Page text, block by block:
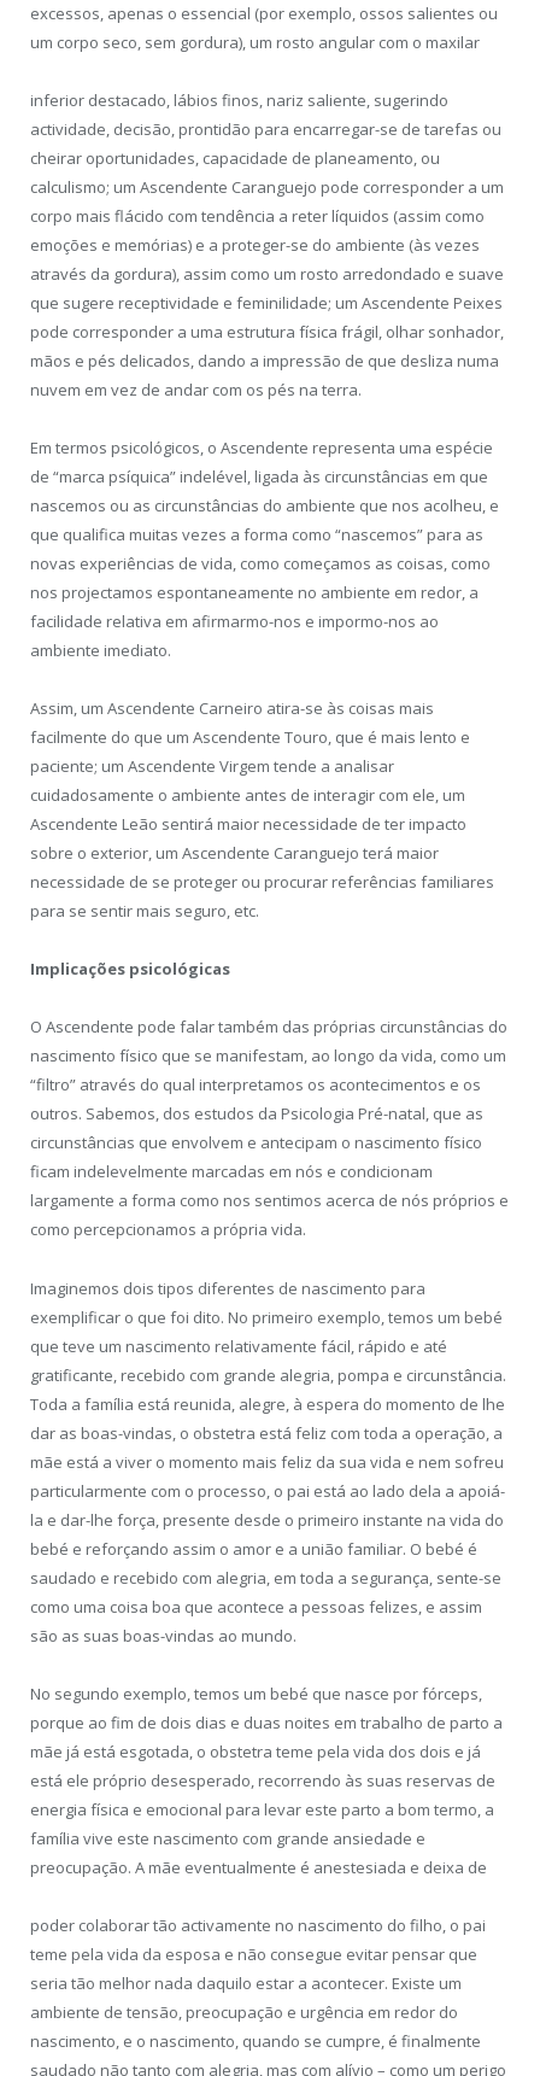
excessos, apenas o essencial (por exemplo, ossos salientes ou
um corpo seco, sem gordura), um rosto angular com o maxilar
inferior destacado, lábios finos, nariz saliente, sugerindo
actividade, decisão, prontidão para encarregar-se de tarefas ou
cheirar oportunidades, capacidade de planeamento, ou
calculismo; um Ascendente Caranguejo pode corresponder a um
corpo mais flácido com tendência a reter líquidos (assim como
emoções e memórias) e a proteger-se do ambiente (às vezes
através da gordura), assim como um rosto arredondado e suave
que sugere receptividade e feminilidade; um Ascendente Peixes
pode corresponder a uma estrutura física frágil, olhar sonhador,
mãos e pés delicados, dando a impressão de que desliza numa
nuvem em vez de andar com os pés na terra.
Em termos psicológicos, o Ascendente representa uma espécie
de “marca psíquica” indelével, ligada às circunstâncias em que
nascemos ou as circunstâncias do ambiente que nos acolheu, e
que qualifica muitas vezes a forma como “nascemos” para as
novas experiências de vida, como começamos as coisas, como
nos projectamos espontaneamente no ambiente em redor, a
facilidade relativa em afirmarmo-nos e impormo-nos ao
ambiente imediato.
Assim, um Ascendente Carneiro atira-se às coisas mais
facilmente do que um Ascendente Touro, que é mais lento e
paciente; um Ascendente Virgem tende a analisar
cuidadosamente o ambiente antes de interagir com ele, um
Ascendente Leão sentirá maior necessidade de ter impacto
sobre o exterior, um Ascendente Caranguejo terá maior
necessidade de se proteger ou procurar referências familiares
para se sentir mais seguro, etc.
Implicações psicológicas
O Ascendente pode falar também das próprias circunstâncias do
nascimento físico que se manifestam, ao longo da vida, como um
“filtro” através do qual interpretamos os acontecimentos e os
outros. Sabemos, dos estudos da Psicologia Pré-natal, que as
circunstâncias que envolvem e antecipam o nascimento físico
ficam indelevelmente marcadas em nós e condicionam
largamente a forma como nos sentimos acerca de nós próprios e
como percepcionamos a própria vida.
Imaginemos dois tipos diferentes de nascimento para
exemplificar o que foi dito. No primeiro exemplo, temos um bebé
que teve um nascimento relativamente fácil, rápido e até
gratificante, recebido com grande alegria, pompa e circunstância.
Toda a família está reunida, alegre, à espera do momento de lhe
dar as boas-vindas, o obstetra está feliz com toda a operação, a
mãe está a viver o momento mais feliz da sua vida e nem sofreu
particularmente com o processo, o pai está ao lado dela a apoiá-
la e dar-lhe força, presente desde o primeiro instante na vida do
bebé e reforçando assim o amor e a união familiar. O bebé é
saudado e recebido com alegria, em toda a segurança, sente-se
como uma coisa boa que acontece a pessoas felizes, e assim
são as suas boas-vindas ao mundo.
No segundo exemplo, temos um bebé que nasce por fórceps,
porque ao fim de dois dias e duas noites em trabalho de parto a
mãe já está esgotada, o obstetra teme pela vida dos dois e já
está ele próprio desesperado, recorrendo às suas reservas de
energia física e emocional para levar este parto a bom termo, a
família vive este nascimento com grande ansiedade e
preocupação. A mãe eventualmente é anestesiada e deixa de
poder colaborar tão activamente no nascimento do filho, o pai
teme pela vida da esposa e não consegue evitar pensar que
seria tão melhor nada daquilo estar a acontecer. Existe um
ambiente de tensão, preocupação e urgência em redor do
nascimento, e o nascimento, quando se cumpre, é finalmente
saudado não tanto com alegria, mas com alívio – como um perigo